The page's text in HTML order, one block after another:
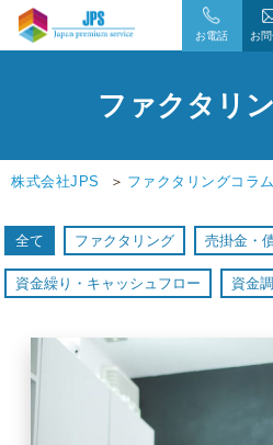
お電話 お
ファクタリ
株式会社JPS ファクタリングコラム
全て ファクタリング 売掛金・
資金繰り・キャッシュフロー 資金